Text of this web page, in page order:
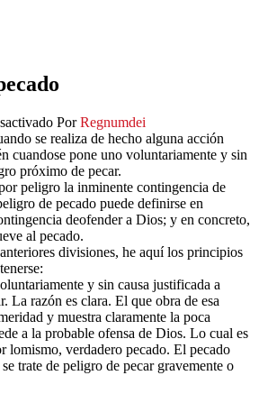
Por Regnumdei
se realiza de hecho alguna acción
cuandose pone uno voluntariamente y sin
próximo de pecar.
peligro la inminente contingencia de
de pecado puede definirse en
deofender a Dios; y en concreto,
al pecado.
divisiones, he aquí los principios
y sin causa justificada a
La razón es clara. El que obra de esa
y muestra claramente la poca
a la probable ofensa de Dios. Lo cual es
lomismo, verdadero pecado. El pecado
trate de peligro de pecar gravemente o